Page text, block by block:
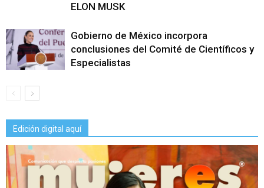
ELON MUSK
Gobierno de México incorpora
conclusiones del Comité de Científicos y
Especialistas
Edición digital aquí